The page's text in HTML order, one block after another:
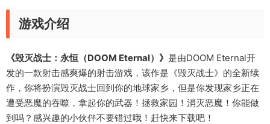
游戏介绍
《毁灭战士：永恒（DOOM Eternal）》 是由DOOM Eternal开
发的一款射击感爽爆的射击游戏，该作是《毁灭战士》的全新续
作，你将扮演毁灭战士回到你的地球家乡，但是你发现家乡正在
遭受恶魔的吞噬，拿起你的武器！拯救家园！消灭恶魔！你能做
到吗？感兴趣的小伙伴不要错过哦！赶快来下载吧！